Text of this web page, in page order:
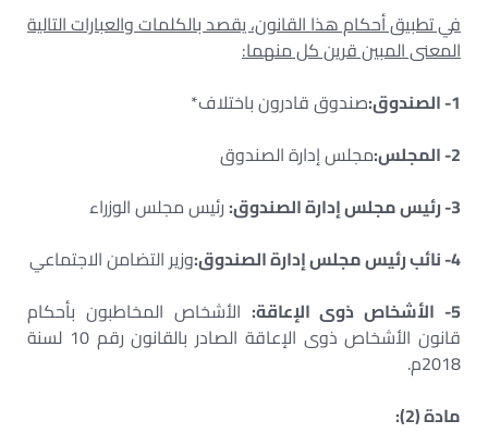
في تطبيق أحكام هذا القانون، يقصد بالكلمات والعبارات التالية
المعنى المبين قرين كل منهما:
1- الصندوق:
صندوق قادرون باختلاف*
2- المجلس:
مجلس إدارة الصندوق
3- رئيس مجلس إدارة الصندوق:
رئيس مجلس الوزراء
4- نائب رئيس مجلس إدارة الصندوق:
وزير التضامن الاجتماعي
5- الأشخاص ذوى الإعاقة:
الأشخاص المخاطبون بأحكام
قانون الأشخاص ذوى الإعاقة الصادر بالقانون رقم 10 لسنة
2018م.
مادة (2):